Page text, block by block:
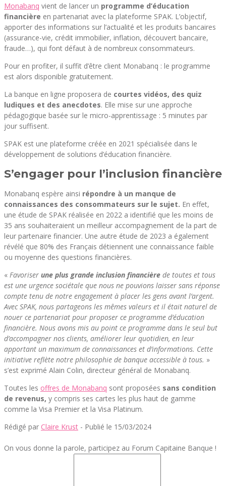
Monabanq vient de lancer un programme d’éducation
financière en partenariat avec la plateforme SPAK. L’objectif,
apporter des informations sur l’actualité et les produits bancaires
(assurance-vie, crédit immobilier, inflation, découvert bancaire,
fraude…), qui font défaut à de nombreux consommateurs.
Pour en profiter, il suffit d’être client Monabanq : le programme
est alors disponible gratuitement.
La banque en ligne proposera de courtes vidéos, des quiz
ludiques et des anecdotes. Elle mise sur une approche
pédagogique basée sur le micro-apprentissage : 5 minutes par
jour suffisent.
SPAK est une plateforme créée en 2021 spécialisée dans le
développement de solutions d’éducation financière.
S’engager pour l’inclusion financière
Monabanq espère ainsi répondre à un manque de
connaissances des consommateurs sur le sujet. En effet,
une étude de SPAK réalisée en 2022 a identifié que les moins de
35 ans souhaiteraient un meilleur accompagnement de la part de
leur partenaire financier. Une autre étude de 2023 a également
révélé que 80% des Français détiennent une connaissance faible
ou moyenne des questions financières.
« Favoriser une plus grande inclusion financière de toutes et tous
est une urgence sociétale que nous ne pouvions laisser sans réponse
compte tenu de notre engagement à placer les gens avant l’argent.
Avec SPAK, nous partageons les mêmes valeurs et il était naturel de
nouer ce partenariat pour proposer ce programme d’éducation
financière. Nous avons mis au point ce programme dans le seul but
d’accompagner nos clients, améliorer leur quotidien, en leur
apportant un maximum de connaissances et d’informations. Cette
initiative reflète notre philosophie de banque accessible à tous. »
s’est exprimé Alain Colin, directeur général de Monabanq.
Toutes les offres de Monabanq sont proposées sans condition
de revenus, y compris ses cartes les plus haut de gamme
comme la Visa Premier et la Visa Platinum.
Rédigé par Claire Krust - Publié le 15/03/2024
On vous donne la parole, participez au Forum Capitaine Banque !